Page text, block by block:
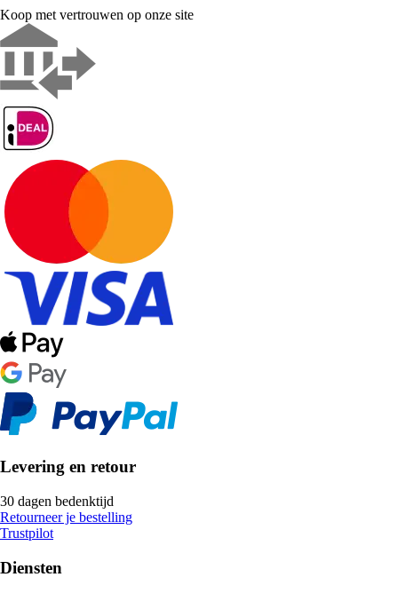
Koop met vertrouwen op onze site
Levering en retour
30 dagen bedenktijd
Retourneer je bestelling
Trustpilot
Diensten